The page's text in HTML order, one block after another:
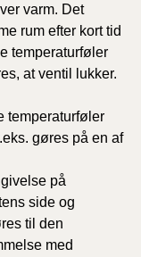
varm. Det
rum efter kort tid
temperaturføler
at ventil lukker.
temperaturføler
gøres på en af
på
side og
til den
med